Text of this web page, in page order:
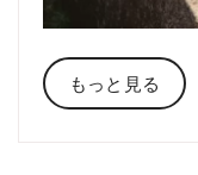
もっと見る